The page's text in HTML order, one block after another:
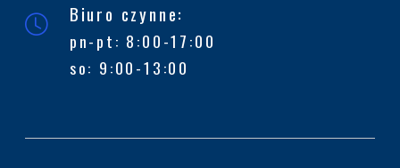
Biuro czynne:
pn-pt: 8:00-17:00
so: 9:00-13:00